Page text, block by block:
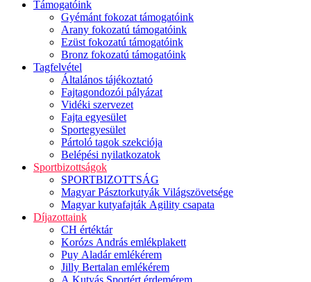
Támogatóink
Gyémánt fokozat támogatóink
Arany fokozatú támogatóink
Ezüst fokozatú támogatóink
Bronz fokozatú támogatóink
Tagfelvétel
Általános tájékoztató
Fajtagondozói pályázat
Vidéki szervezet
Fajta egyesület
Sportegyesület
Pártoló tagok szekciója
Belépési nyilatkozatok
Sportbizottságok
SPORTBIZOTTSÁG
Magyar Pásztorkutyák Világszövetsége
Magyar kutyafajták Agility csapata
Díjazottaink
CH értéktár
Korózs András emlékplakett
Puy Aladár emlékérem
Jilly Bertalan emlékérem
A Kutyás Sportért érdemérem